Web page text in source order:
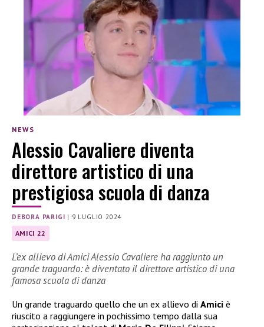
NEWS
Alessio Cavaliere diventa
direttore artistico di una
prestigiosa scuola di danza
DEBORA PARIGI | 9 LUGLIO 2024
AMICI 22
L’ex allievo di Amici Alessio Cavaliere ha raggiunto un
grande traguardo: è diventato il direttore artistico di una
famosa scuola di danza
Un grande traguardo quello che un ex allievo di Amici è
riuscito a raggiungere in pochissimo tempo dalla sua